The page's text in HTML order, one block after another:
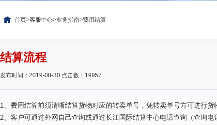
首页>客服中心>业务指南>费用结算
结算流程
发布时间：2019-08-30 点击数：19957
1、费用结算前须清晰结算货物对应的转卖单号，凭转卖单号方可进行
2、客户可通过外网自己查询或通过长江国际结算中心电话查询（查询